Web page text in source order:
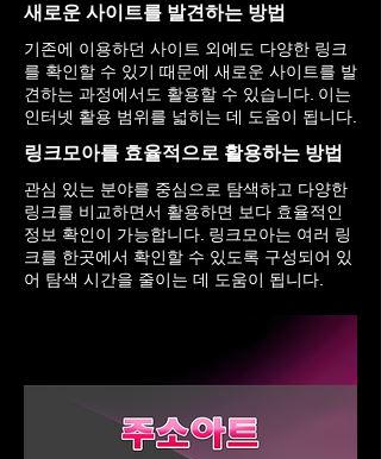
새로운 사이트를 발견하는 방법
기존에 이용하던 사이트 외에도 다양한 링크
를 확인할 수 있기 때문에 새로운 사이트를 발
견하는 과정에서도 활용할 수 있습니다. 이는
인터넷 활용 범위를 넓히는 데 도움이 됩니다.
링크모아를 효율적으로 활용하는 방법
관심 있는 분야를 중심으로 탐색하고 다양한
링크를 비교하면서 활용하면 보다 효율적인
정보 확인이 가능합니다. 링크모아는 여러 링
크를 한곳에서 확인할 수 있도록 구성되어 있
어 탐색 시간을 줄이는 데 도움이 됩니다.